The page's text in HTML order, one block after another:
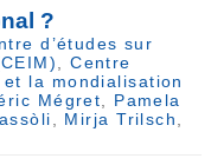
?
d’études sur
,Centre
la mondialisation
Mégret
Pamela
Mirja Trilsch